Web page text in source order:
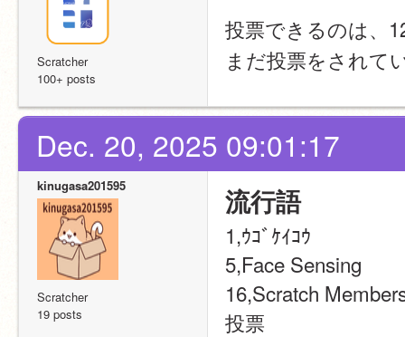
Scratcher
100+ posts
投票できるのは、
まだ投票をされて
Dec. 20, 2025 09:01:17
kinugasa201595
Scratcher
19 posts
流行語
1,ｳｺﾞｹｲｺｳ
5,Face Sensing
16,Scratch
投票